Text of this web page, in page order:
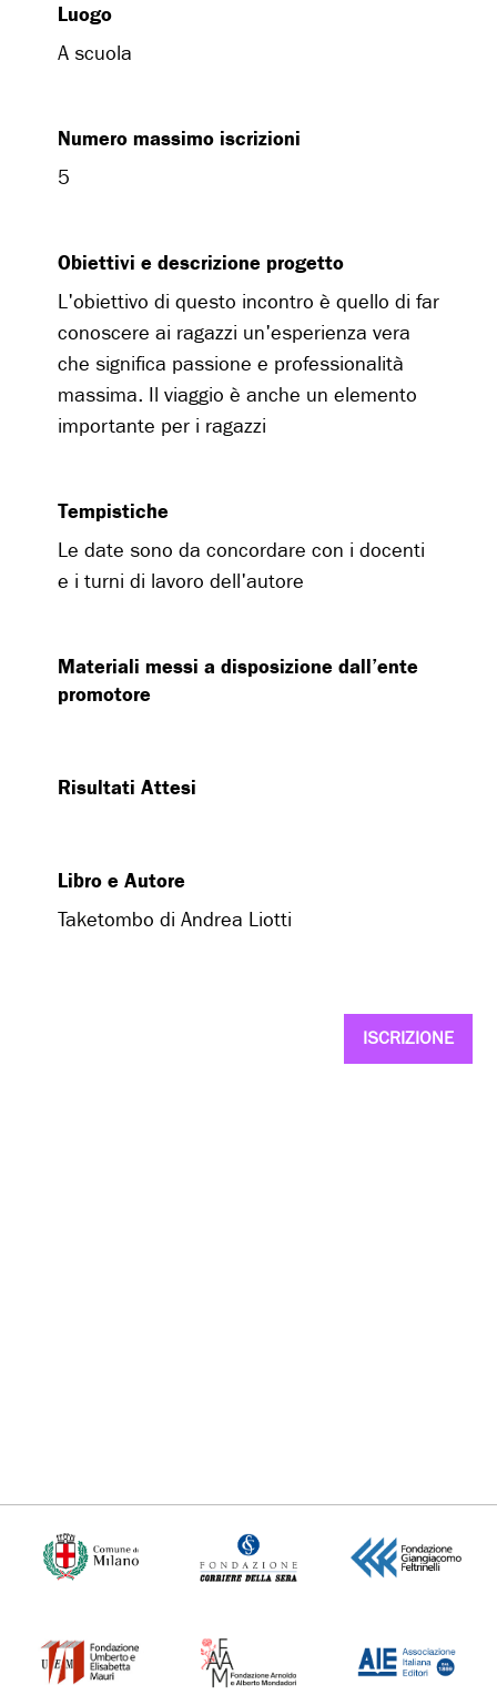
Luogo
A scuola
Numero massimo iscrizioni
5
Obiettivi e descrizione progetto
L'obiettivo di questo incontro è quello di far
conoscere ai ragazzi un'esperienza vera
che significa passione e professionalità
massima. Il viaggio è anche un elemento
importante per i ragazzi
Tempistiche
Le date sono da concordare con i docenti
e i turni di lavoro dell'autore
Materiali messi a disposizione dall’ente
promotore
Risultati Attesi
Libro e Autore
Taketombo di Andrea Liotti
ISCRIZIONE